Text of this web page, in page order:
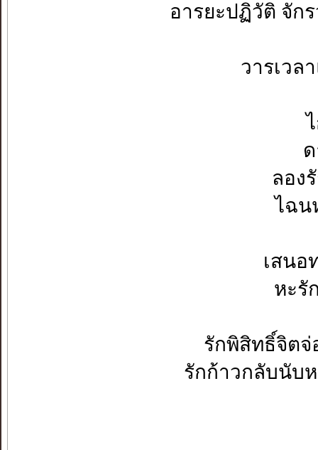
อารยะปฏิวัติ จักรว
วารเวลาแต่
ไกล
ดาย
ลองรัก
ไฉนห่า
เสนอทอ
หะรักห
รักพิสิทธิ์จิตจ่อ
รักก้าวกลับนับหนึ่